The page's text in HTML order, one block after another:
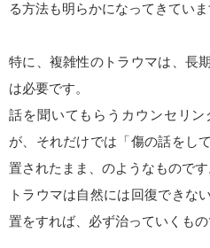
る方法も明らかになってきていま
特に、複雑性のトラウマは、長
は必要です。
話を聞いてもらうカウンセリ
が、それだけでは「傷の話をし
置されたまま、のようなものです
トラウマは自然には回復できな
置をすれば、必ず治っていくもの